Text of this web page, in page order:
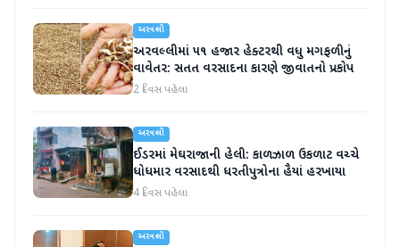
અરવલ્લી
અરવલ્લીમાં ૫૧ હજાર હેક્ટરથી વધુ મગફળીનું
વાવેતર: સતત વરસાદના કારણે જીવાતનો પ્રકોપ
2 દિવસ પહેલા
અરવલ્લી
ઈડરમાં મેઘરાજાની હેલી: કાળઝાળ ઉકળાટ વચ્ચે
ધોધમાર વરસાદથી ધરતીપુત્રોના હૈયાં હરખાયા
4 દિવસ પહેલા
અરવલ્લી